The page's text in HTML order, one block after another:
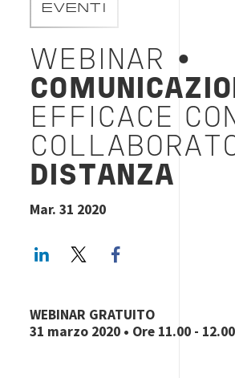
EVENTI
WEBINAR •
EFFICACE
DISTANZA
Mar. 31 2020
LinkedInTwitter
WEBINAR GRATUITO
31 marzo 2020 • Ore 11.00 - 12.00